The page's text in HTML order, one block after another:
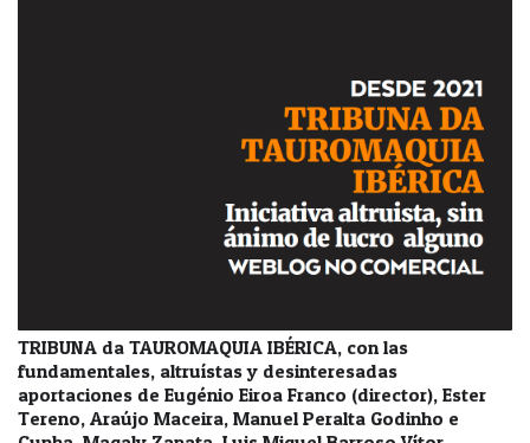
TRIBUNA da TAUROMAQUIA IBÉRICA, con las
fundamentales, altruístas y desinteresadas
aportaciones de Eugénio Eiroa Franco (director), Ester
Tereno, Araújo Maceira, Manuel Peralta Godinho e